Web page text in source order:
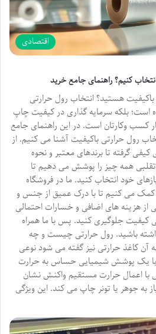
اقتصادی
کنیم؟ راهنمای جامع خرید
باکیفیت هستید؟ انتخاب رول حرارتی
است؛ بلکه سرمایه گذاری در کیفیت چاپ
کسب وکارتان است. در این راهنمای جامع
رول حرارتی باکیفیت آشنا می کنیم. از
گرفته تا برندهای معتبر و نحوه
همه چیز را پوشش می دهیم تا
خود انتخاب کنید. ما در فروشگاه
می کنیم تا با درک عمیق از جنس و
از هزینه های اضافی و خسارات احتمالی
کیفیت جلوگیری کنید. پس با ما همراه
باشید. رول حرارتی چیست و چه
آن کاغذ حرارتی نیز گفته می شود نوعی
یک پوشش شیمیایی حساس به حرارت
اعمال حرارت مستقیم واکنش نشان
به جوهر یا تونر چاپ می کند. این ویژگی